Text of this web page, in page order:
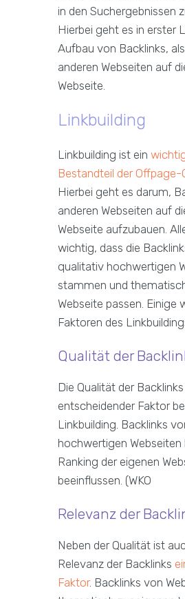
in den Suchergebnissen
Hierbei geht es in erster
Aufbau von Backlinks,
anderen Webseiten auf
Webseite.
Linkbuilding
Linkbuilding ist ein
Bestandteil der Offpage-
Hierbei geht es darum,
anderen Webseiten auf
Webseite aufzubauen.
wichtig, dass die
qualitativ hochwertigen
stammen und
Webseite passen. Einige
Faktoren des
Qualität der
Die Qualität der
entscheidender Faktor
Linkbuilding. Backlinks
hochwertigen Webseiten
Ranking der eigenen
beeinflussen. (WKO
Relevanz der
Neben der Qualität ist
Relevanz der Backlinks
Faktor. Backlinks von